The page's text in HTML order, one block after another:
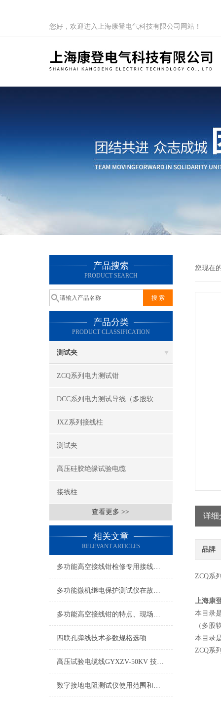
您好，欢迎进入上海康登电气科技有限公司网站！
产品搜索
PRODUCT SEARCH
产品分类
PRODUCT CLASSIFICATION
测试夹
ZCQ系列电力测试钳
DCC系列电力测试导线（多股软线）
JXZ系列接线柱
测试夹
高压硅胶绝缘试验电缆
接线柱
查看更多 >>
相关文章
RELEVANT ARTICLES
多功能高空接线钳检修专用接线工具
多功能微机继电保护测试仪在故障分析中的应用
多功能高空接线钳的特点、现场使用方法
四联孔弹线技术参数规格选项
高压试验电缆线GYXZV-50KV 技术规格书
数字接地电阻测试仪使用范围和主要特点
您现在
详细
品牌
ZCQ系
上海康
本目录
（多股
本目录
ZCQ系